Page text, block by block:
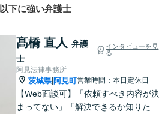
下に強い弁護士
髙橋 直人 弁護
士
インタビューを見
る
阿見法律事務所
茨城県|阿見町営業時間：本日定休日
【Web面談可】「依頼すべき内容が決
まってない」「解決できるか知りた